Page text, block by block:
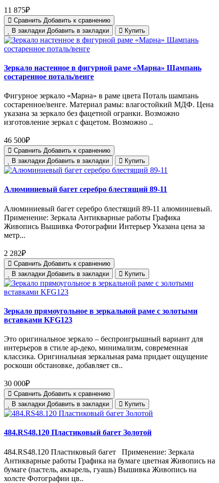
11 875₽
Сравнить Добавить к сравнению
В закладки Добавить в закладки Купить
Зеркало настенное в фигурной раме «Марна» Шампань
состаренное поталь/венге
Фигурное зеркало «Марна» в раме цвета Поталь шампань
состаренное/венге. Материал рамы: влагостойкий МДФ. Цена
указана за зеркало без фацетной огранки. Возможно
изготовление зеркал с фацетом. Возможно ..
46 500₽
Сравнить Добавить к сравнению
В закладки Добавить в закладки Купить
Алюминиевый багет серебро блестящий 89-11
Алюминиевый багет серебро блестящий 89-11 алюминиевый.
Применение: Зеркала Антикварные работы Графика
Живопись Вышивка Фотографии Интерьер Указана цена за
метр...
2 282₽
Сравнить Добавить к сравнению
В закладки Добавить в закладки Купить
Зеркало прямоугольное в зеркальной раме с золотыми
вставками KFG123
Это оригинальное зеркало – беспроигрышный вариант для
интерьеров в стиле ар-деко, минимализм, современная
классика. Оригинальная зеркальная рама придает ощущение
роскоши обстановке, добавляет св..
30 000₽
Сравнить Добавить к сравнению
В закладки Добавить в закладки Купить
484.RS48.120 Пластиковый багет Золотой
484.RS48.120 Пластиковый багет Применение: Зеркала
Антикварные работы Графика на бумаге цветная Живопись на
бумаге (пастель, акварель, гуашь) Вышивка Живопись на
холсте Фотографии цв..